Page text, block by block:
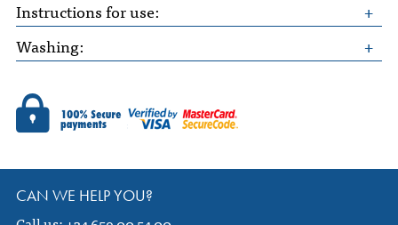
Instructions for use:
Washing:
CAN WE HELP YOU?